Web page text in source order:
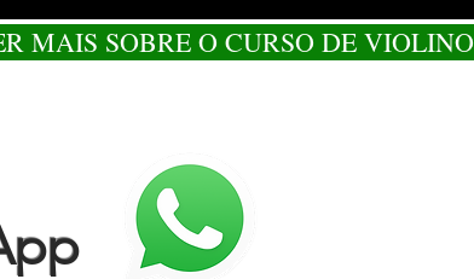
MAIS SOBRE O CURSO DE VIOLINO